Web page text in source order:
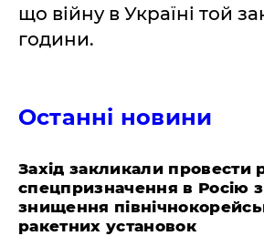
що війну в Україні той
години.
Останні новини
​Захід закликали провести
спецпризначення в Росію
знищення
ракетних установок